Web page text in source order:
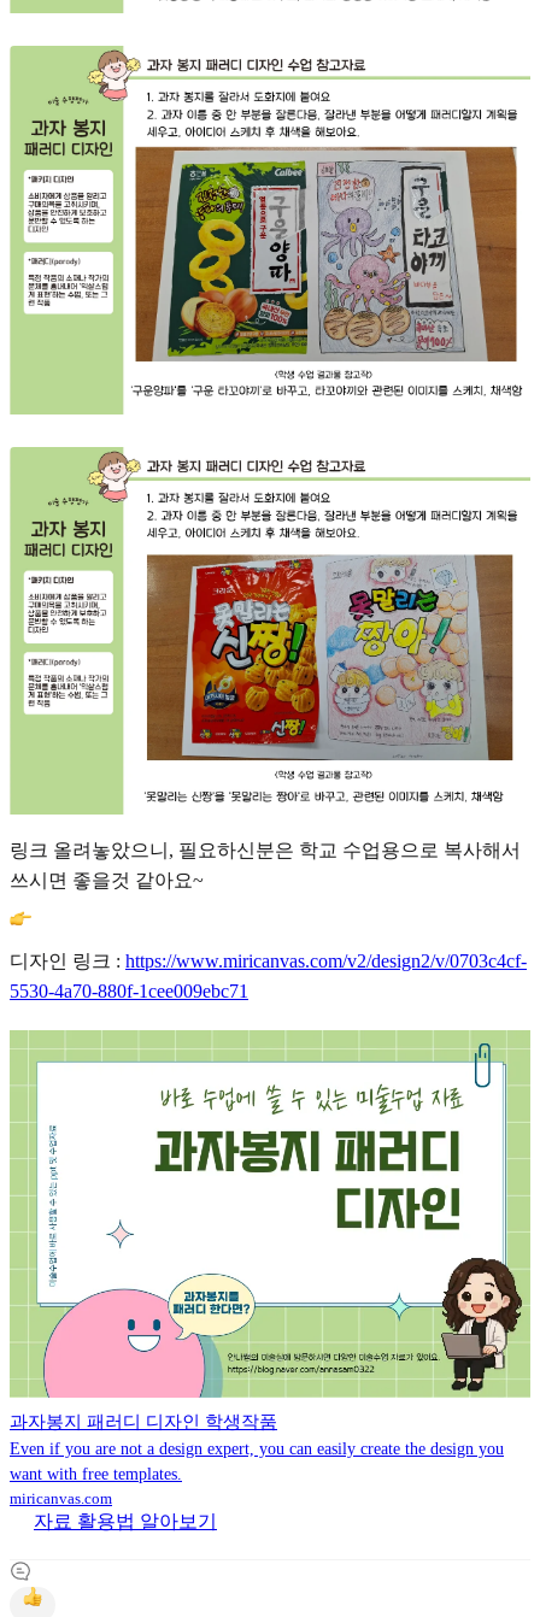
링크 올려놓았으니, 필요하신분은 학교 수업용으로 복사해서
쓰시면 좋을것 같아요~
디자인 링크 : https://www.miricanvas.com/v2/design2/v/0703c4cf-
5530-4a70-880f-1cee009ebc71
과자봉지 패러디 디자인 학생작품
Even if you are not a design expert, you can easily create the design you
want with free templates.
miricanvas.com
자료 활용법 알아보기